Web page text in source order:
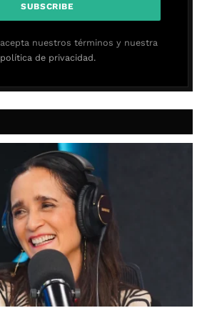
nuestros términos y nuestra
política de privacidad.